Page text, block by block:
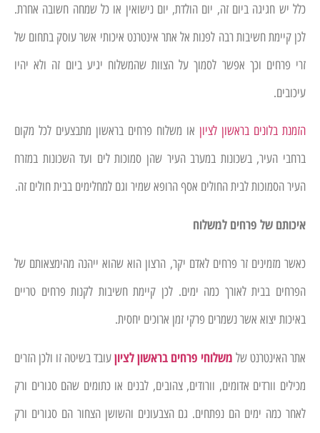
כלל יש חגיגה ביום זה, יום הולדת, יום נישואין או כל שמחה חשובה אחרת.
לכן קיימת חשיבות רבה לפנות אל אתר אינטרנט איכותי אשר עוסק בתחום של
זרי פרחים וכך אפשר לסמוך על הצוות שהמשלוח יגיע ביום זה ולא יהיו
עיכובים.
הזמנת בלונים בראשון לציון או משלוח פרחים בראשון מתבצעים לכל מקום
ברחבי העיר, בשכונות במערב העיר שהן סמוכות לים ועד השכונות במזרח
העיר הסמוכות לבית החולים אסף הרופא שמיר וגם למחלימים בבית חולים זה.
איכותם של פרחים למשלוח
כאשר מזמינים זר פרחים לאדם יקר, הרצון הוא שהוא ייהנה מהימצאותם של
הפרחים בבית לאורך כמה ימים. לכן קיימת חשיבות לקנות פרחים טריים
באיכות יצוא אשר נשמרים פרקי זמן ארוכים יחסית.
אתר האינטרנט של משלוחי פרחים בראשון לציוןעובד בשיטה זו ולכן הזרים
מכילים וורדים אדומים, וורודים, צהובים, לבנים או כתומים שהם סגורים ורק
לאחר כמה ימים הם נפתחים. גם הצבעונים והשושן הצחור הם סגורים ורק